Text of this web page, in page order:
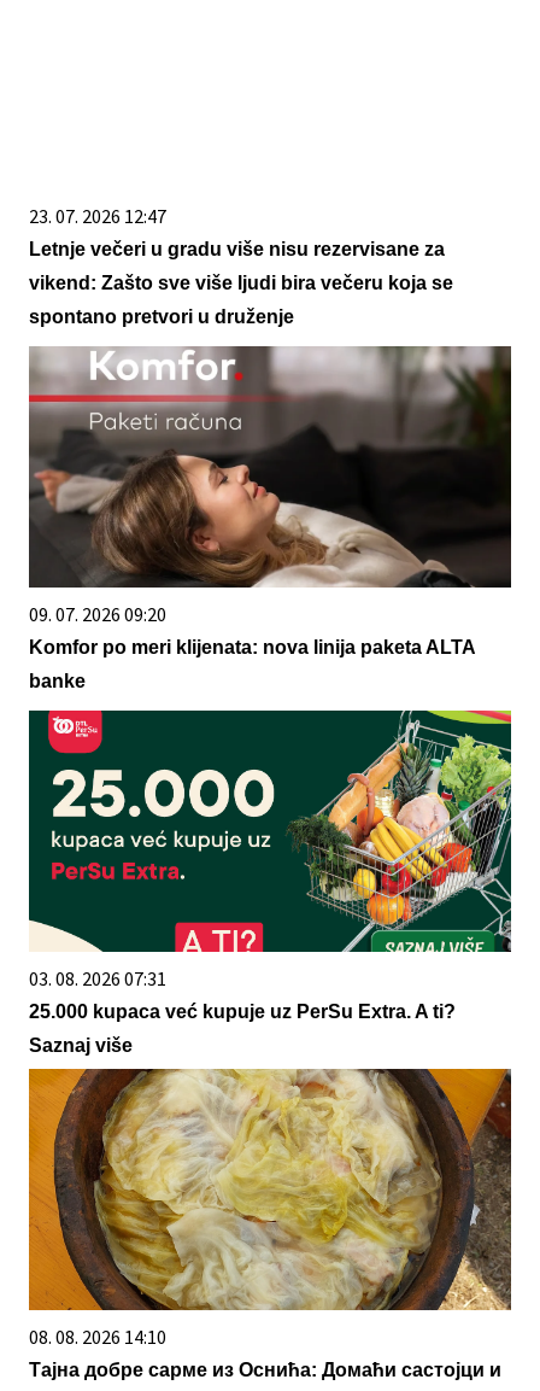
23. 07. 2026 12:47
Letnje večeri u gradu više nisu rezervisane za
vikend: Zašto sve više ljudi bira večeru koja se
spontano pretvori u druženje
09. 07. 2026 09:20
Komfor po meri klijenata: nova linija paketa ALTA
banke
03. 08. 2026 07:31
25.000 kupaca već kupuje uz PerSu Extra. A ti?
Saznaj više
08. 08. 2026 14:10
Тајна добре сарме из Оснића: Домаћи састојци и